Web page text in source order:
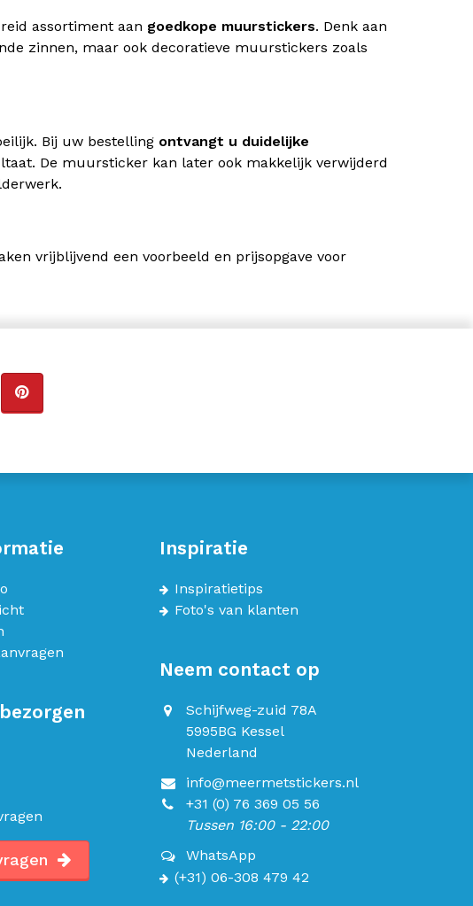
assortiment aan goedkope muurstickers. Denk aan
zinnen, maar ook decoratieve muurstickers zoals
Bij uw bestelling ontvangt u duidelijke
De muursticker kan later ook makkelijk verwijderd
vrijblijvend een voorbeeld en prijsopgave voor
Inspiratie
Inspiratietips
Foto's van klanten
Neem contact op
Schijfweg-zuid 78A
5995BG Kessel
Nederland
info@meermetstickers.nl
+31 (0) 76 369 05 56
Tussen 16:00 - 22:00
WhatsApp
(+31) 06-308 479 42